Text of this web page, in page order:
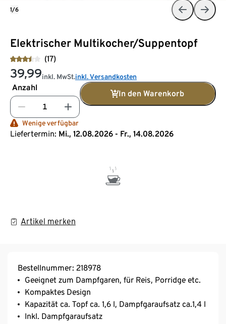
Elektrischer Multikocher/Suppentopf
(17)
39,99inkl. MwSt.inkl. Versandkosten
Anzahl
In den Warenkorb
Wenige verfügbar
Liefertermin: Mi., 12.08.2026 - Fr., 14.08.2026
Artikel merken
1/6
Bestellnummer: 218978
Geeignet zum Dampfgaren, für Reis, Porridge etc.
Kompaktes Design
Kapazität ca. Topf ca. 1,6 l, Dampfgaraufsatz ca.1,4 l
Inkl. Dampfgaraufsatz